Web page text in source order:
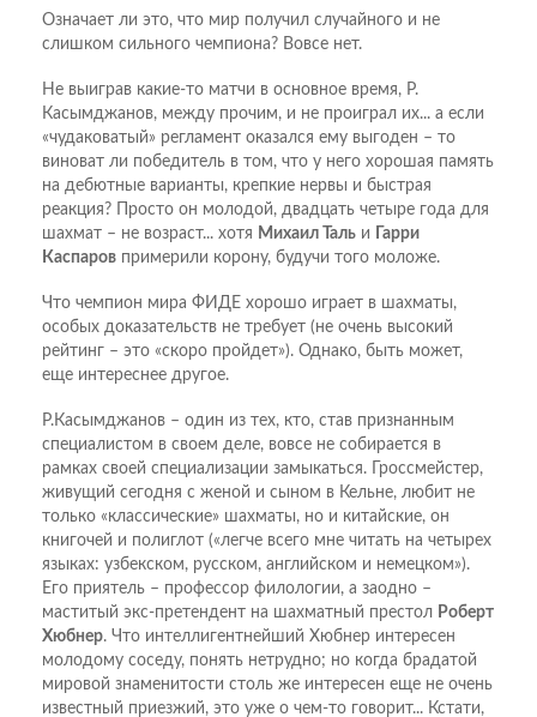
Означает ли это, что мир получил случайного и не
слишком сильного чемпиона? Вовсе нет.
Не выиграв какие-то матчи в основное время, Р.
Касымджанов, между прочим, и не проиграл их... а если
«чудаковатый» регламент оказался ему выгоден – то
виноват ли победитель в том, что у него хорошая память
на дебютные варианты, крепкие нервы и быстрая
реакция? Просто он молодой, двадцать четыре года для
шахмат – не возраст... хотя Михаил Таль и
Гарри
Каспаров примерили корону, будучи того моложе.
Что чемпион мира ФИДЕ хорошо играет в шахматы,
особых доказательств не требует (не очень высокий
рейтинг – это «скоро пройдет»). Однако, быть может,
еще интереснее другое.
Р.Касымджанов – один из тех, кто, став признанным
специалистом в своем деле, вовсе не собирается в
рамках своей специализации замыкаться. Гроссмейстер,
живущий сегодня с женой и сыном в Кельне, любит не
только «классические» шахматы, но и китайские, он
книгочей и полиглот («легче всего мне читать на четырех
языках: узбекском, русском, английском и немецком»).
Его приятель – профессор филологии, а заодно –
маститый экс-претендент на шахматный престол Роберт
Хюбнер. Что интеллигентнейший Хюбнер интересен
молодому соседу, понять нетрудно; но когда брадатой
мировой знаменитости столь же интересен еще не очень
известный приезжий, это уже о чем-то говорит... Кстати,